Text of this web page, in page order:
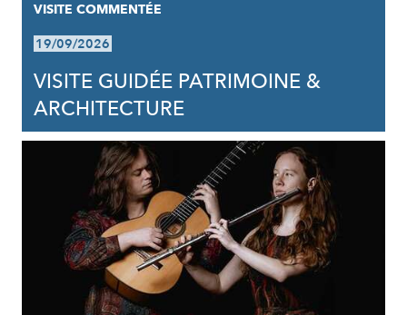
VISITE COMMENTÉE
19/09/2026
VISITE GUIDÉE PATRIMOINE &
ARCHITECTURE